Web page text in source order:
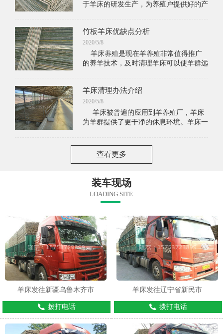
于羊床的研发生产，为养殖户提供好的产
的羊床经过多年研
竹板羊床优缺点分析
2020/5/8
羊床养殖是现在羊养殖非常值得推广
的养羊技术，及时清理羊床可以使羊群远
受羊养殖户喜爱的羊床就是竹板羊床
羊床清理办法介绍
2020/5/8
羊床被普遍的应用到羊养殖厂，羊床
为羊群提供了更干净的休息环境。羊床一
但是长时间的积累，羊
查看更多
装车现场
LOADING SITE
羊床发往新疆乌鲁木齐市
拨打电话
羊床发往辽宁省新民市
拨打电话